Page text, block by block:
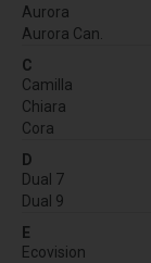
Aurora
Aurora Can.
C
Camilla
Chiara
Cora
D
Dual 7
Dual 9
E
Ecovision